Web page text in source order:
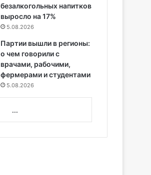
безалкогольных напитков
выросло на 17%
5.08.2026
Партии вышли в регионы:
о чем говорили с
врачами, рабочими,
фермерами и студентами
5.08.2026
...